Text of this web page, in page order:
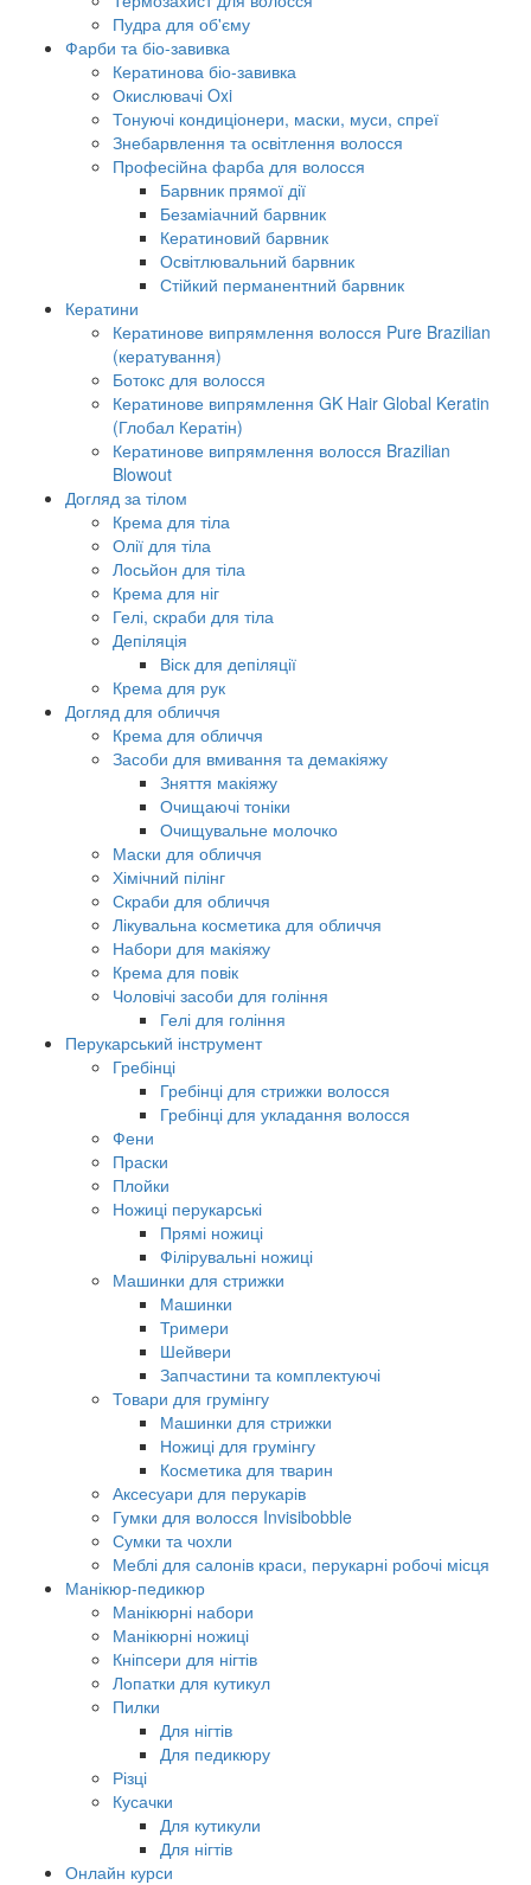
Пудра для об'єму
Фарби та біо-завивка
Кератинова біо-завивка
Окислювачі Oxi
Тонуючі кондиціонери, маски, муси, спреї
Знебарвлення та освітлення волосся
Професійна фарба для волосся
Барвник прямої дії
Безаміачний барвник
Кератиновий барвник
Освітлювальний барвник
Стійкий перманентний барвник
Кератини
Кератинове випрямлення волосся Pure Brazilian
(кератування)
Ботокс для волосся
Кератинове випрямлення GK Hair Global Keratin
(Глобал Кератін)
Кератинове випрямлення волосся Brazilian
Blowout
Догляд за тілом
Крема для тіла
Олії для тіла
Лосьйон для тіла
Крема для ніг
Гелі, скраби для тіла
Депіляція
Віск для депіляції
Крема для рук
Догляд для обличчя
Крема для обличчя
Засоби для вмивання та демакіяжу
Зняття макіяжу
Очищаючі тоніки
Очищувальне молочко
Маски для обличчя
Хімічний пілінг
Скраби для обличчя
Лікувальна косметика для обличчя
Набори для макіяжу
Крема для повік
Чоловічі засоби для гоління
Гелі для гоління
Перукарський інструмент
Гребінці
Гребінці для стрижки волосся
Гребінці для укладання волосся
Фени
Праски
Плойки
Ножиці перукарські
Прямі ножиці
Філірувальні ножиці
Машинки для стрижки
Машинки
Тримери
Шейвери
Запчастини та комплектуючі
Товари для грумінгу
Машинки для стрижки
Ножиці для грумінгу
Косметика для тварин
Аксесуари для перукарів
Гумки для волосся Invisibobble
Сумки та чохли
Меблі для салонів краси, перукарні робочі місця
Манікюр-педикюр
Манікюрні набори
Манікюрні ножиці
Кніпсери для нігтів
Лопатки для кутикул
Пилки
Для нігтів
Для педикюру
Різці
Кусачки
Для кутикули
Для нігтів
Онлайн курси